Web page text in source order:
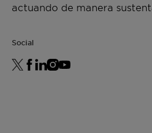
actuando de manera
Social